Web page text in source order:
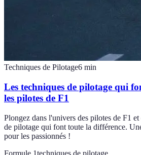
Techniques de Pilotage6 min
Les techniques de pilotage qui
les pilotes de F1
Plongez dans l'univers des pilotes de F1
de pilotage qui font toute la différence.
pour les passionnés !
Formule 1techniques de pilotage